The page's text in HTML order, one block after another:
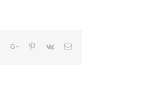
TumblrGoogle+Pinterest
Vk Email